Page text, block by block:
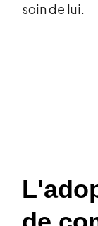
soin de lui.